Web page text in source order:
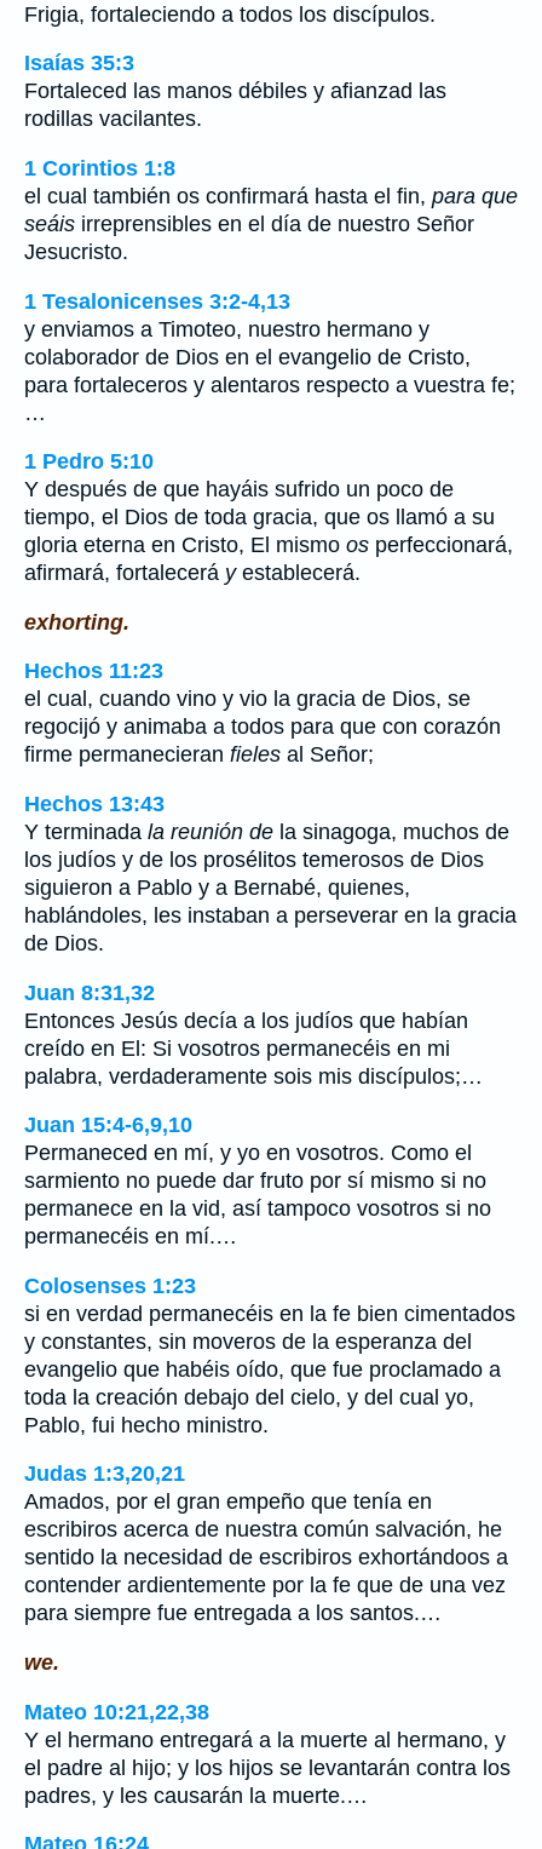
Frigia, fortaleciendo a todos los discípulos.
Isaías 35:3
Fortaleced las manos débiles y afianzad las
rodillas vacilantes.
1 Corintios 1:8
el cual también os confirmará hasta el fin, para que
seáis irreprensibles en el día de nuestro Señor
Jesucristo.
1 Tesalonicenses 3:2-4,13
y enviamos a Timoteo, nuestro hermano y
colaborador de Dios en el evangelio de Cristo,
para fortaleceros y alentaros respecto a vuestra fe;
…
1 Pedro 5:10
Y después de que hayáis sufrido un poco de
tiempo, el Dios de toda gracia, que os llamó a su
gloria eterna en Cristo, El mismo os perfeccionará,
afirmará, fortalecerá yestablecerá.
exhorting.
Hechos 11:23
el cual, cuando vino y vio la gracia de Dios, se
regocijó y animaba a todos para que con corazón
firme permanecieran fieles al Señor;
Hechos 13:43
Y terminada la reunión de la sinagoga, muchos de
los judíos y de los prosélitos temerosos de Dios
siguieron a Pablo y a Bernabé, quienes,
hablándoles, les instaban a perseverar en la gracia
de Dios.
Juan 8:31,32
Entonces Jesús decía a los judíos que habían
creído en El: Si vosotros permanecéis en mi
palabra, verdaderamente sois mis discípulos;…
Juan 15:4-6,9,10
Permaneced en mí, y yo en vosotros. Como el
sarmiento no puede dar fruto por sí mismo si no
permanece en la vid, así tampoco vosotros si no
permanecéis en mí.…
Colosenses 1:23
si en verdad permanecéis en la fe bien cimentados
y constantes, sin moveros de la esperanza del
evangelio que habéis oído, que fue proclamado a
toda la creación debajo del cielo, y del cual yo,
Pablo, fui hecho ministro.
Judas 1:3,20,21
Amados, por el gran empeño que tenía en
escribiros acerca de nuestra común salvación, he
sentido la necesidad de escribiros exhortándoos a
contender ardientemente por la fe que de una vez
para siempre fue entregada a los santos.…
we.
Mateo 10:21,22,38
Y el hermano entregará a la muerte al hermano, y
el padre al hijo; y los hijos se levantarán contra los
padres, y les causarán la muerte.…